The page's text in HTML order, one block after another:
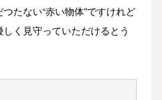
たない“赤い物体”ですけれど
しく見守っていただけるとう